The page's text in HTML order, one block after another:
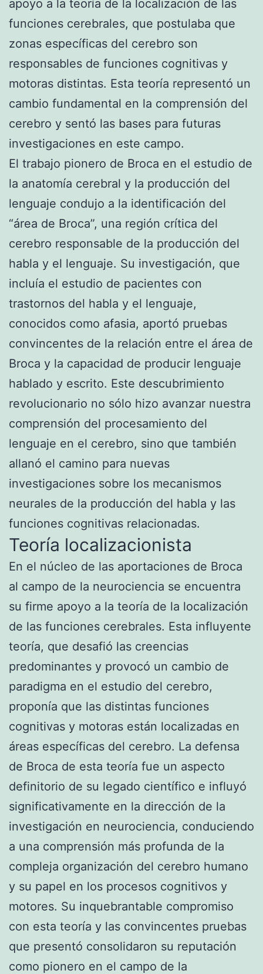
apoyo a la teoría de la localización de las
funciones cerebrales, que postulaba que
zonas específicas del cerebro son
responsables de funciones cognitivas y
motoras distintas. Esta teoría representó un
cambio fundamental en la comprensión del
cerebro y sentó las bases para futuras
investigaciones en este campo.
El trabajo pionero de Broca en el estudio de
la anatomía cerebral y la producción del
lenguaje condujo a la identificación del
“área de Broca”, una región crítica del
cerebro responsable de la producción del
habla y el lenguaje. Su investigación, que
incluía el estudio de pacientes con
trastornos del habla y el lenguaje,
conocidos como afasia, aportó pruebas
convincentes de la relación entre el área de
Broca y la capacidad de producir lenguaje
hablado y escrito. Este descubrimiento
revolucionario no sólo hizo avanzar nuestra
comprensión del procesamiento del
lenguaje en el cerebro, sino que también
allanó el camino para nuevas
investigaciones sobre los mecanismos
neurales de la producción del habla y las
funciones cognitivas relacionadas.
Teoría localizacionista
En el núcleo de las aportaciones de Broca
al campo de la neurociencia se encuentra
su firme apoyo a la teoría de la localización
de las funciones cerebrales. Esta influyente
teoría, que desafió las creencias
predominantes y provocó un cambio de
paradigma en el estudio del cerebro,
proponía que las distintas funciones
cognitivas y motoras están localizadas en
áreas específicas del cerebro. La defensa
de Broca de esta teoría fue un aspecto
definitorio de su legado científico e influyó
significativamente en la dirección de la
investigación en neurociencia, conduciendo
a una comprensión más profunda de la
compleja organización del cerebro humano
y su papel en los procesos cognitivos y
motores. Su inquebrantable compromiso
con esta teoría y las convincentes pruebas
que presentó consolidaron su reputación
como pionero en el campo de la